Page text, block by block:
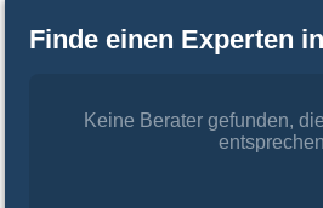
Finde einen Experten
Keine Berater gefunden,